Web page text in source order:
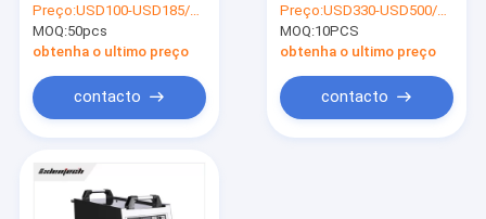
Soldador do inversor de IGBT
Peças sobresselentes da máquina de soldadura
250Amp em 1
máquina de
soldadura
Preço:USD100-USD185/PC
MOQ:50pcs
obtenha o ultimo preço
contacto
350 do inversor de
400amp MIG
Preço:USD330-USD500/PC
MOQ:10PCS
obtenha o ultimo preço
contacto